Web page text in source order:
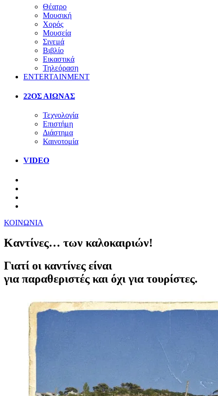
Θέατρο
Μουσική
Χορός
Μουσεία
Σινεμά
Βιβλίο
Εικαστικά
Τηλεόραση
ENTERTAINMENT
22ΟΣ ΑΙΩΝΑΣ
Τεχνολογία
Επιστήμη
Διάστημα
Καινοτομία
VIDEO
ΚΟΙΝΩΝΙΑ
Καντίνες… των καλοκαιριών!
Γιατί οι καντίνες είναι
για παραθεριστές και όχι για τουρίστες.